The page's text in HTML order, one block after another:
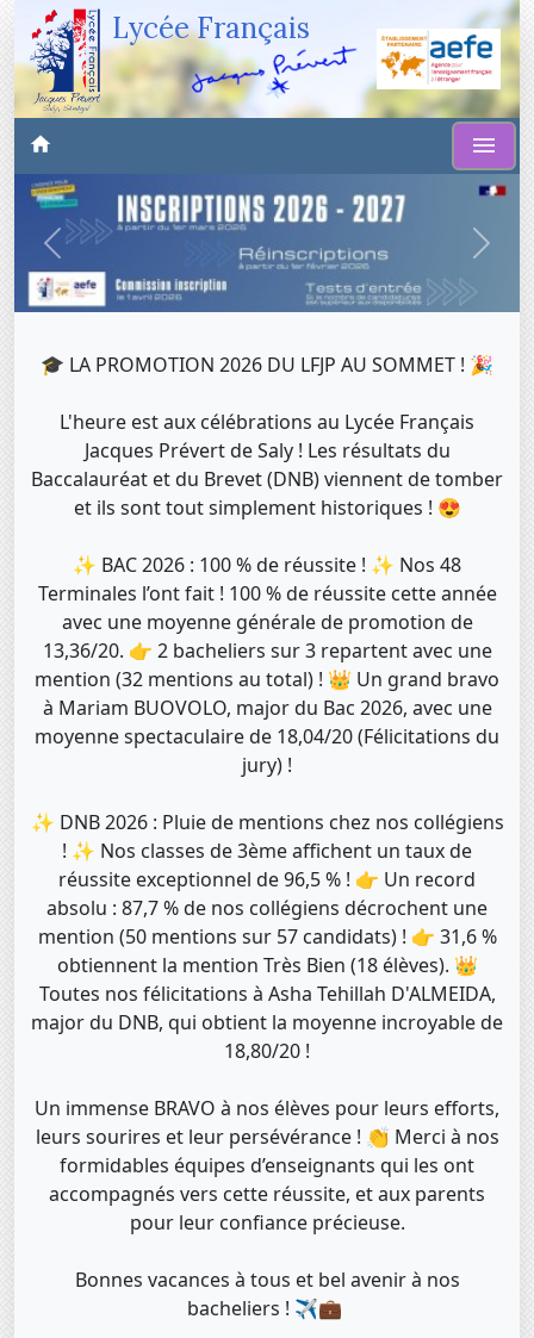
Lycée Français
Précédent
🎓 LA PROMOTION 2026 DU LFJP AU SOMMET ! 🎉
L'heure est aux célébrations au Lycée Français
Jacques Prévert de Saly ! Les résultats du
Baccalauréat et du Brevet (DNB) viennent de tomber
et ils sont tout simplement historiques ! 😍
✨ BAC 2026 : 100 % de réussite ! ✨ Nos 48
Terminales l’ont fait ! 100 % de réussite cette année
avec une moyenne générale de promotion de
13,36/20. 👉 2 bacheliers sur 3 repartent avec une
mention (32 mentions au total) ! 👑 Un grand bravo
à Mariam BUOVOLO, major du Bac 2026, avec une
moyenne spectaculaire de 18,04/20 (Félicitations du
jury) !
✨ DNB 2026 : Pluie de mentions chez nos collégiens
! ✨ Nos classes de 3ème affichent un taux de
réussite exceptionnel de 96,5 % ! 👉 Un record
absolu : 87,7 % de nos collégiens décrochent une
mention (50 mentions sur 57 candidats) ! 👉 31,6 %
obtiennent la mention Très Bien (18 élèves). 👑
Toutes nos félicitations à Asha Tehillah D'ALMEIDA,
major du DNB, qui obtient la moyenne incroyable de
18,80/20 !
Un immense BRAVO à nos élèves pour leurs efforts,
leurs sourires et leur persévérance ! 👏 Merci à nos
formidables équipes d’enseignants qui les ont
accompagnés vers cette réussite, et aux parents
pour leur confiance précieuse.
Bonnes vacances à tous et bel avenir à nos
bacheliers ! ✈️💼